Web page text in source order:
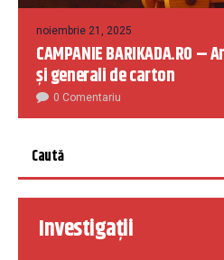
noiembrie 21, 2025
CAMPANIE BARIKADA.RO
și generali de carton
0 Comentariu
Investigații